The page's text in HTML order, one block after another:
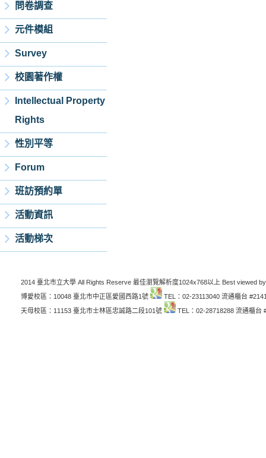
問卷調查
元件模組
Survey
校園著作權
Intellectual Property
Rights
性別平等
Forum
班訪預約單
活動資訊
活動梯次
2014 臺北市立大學 All Rights Reserve 最佳瀏覽解析度1024x768以上 Best viewed
博愛校區：10048 臺北市中正區愛國西路1號
TEL：02-23113040 流通櫃台
天母校區：11153 臺北市士林區忠誠路二段101號
TEL：02-28718288 流通櫃台